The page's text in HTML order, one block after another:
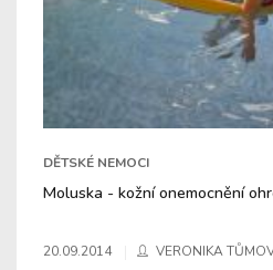
DĚTSKÉ NEMOCI
Moluska - kožní onemocnění
20.09.2014 VERONIKA